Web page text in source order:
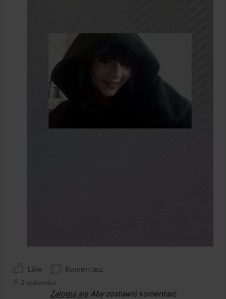
Like Komentarz
2 wyświetleń
Zaloguj się Aby zostawić komentarz